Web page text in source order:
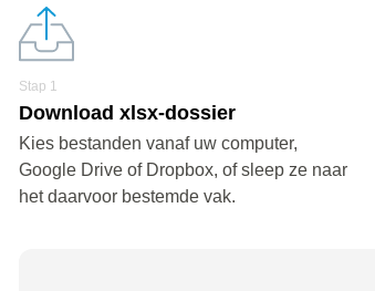
Stap 1
Download xlsx-dossier
Kies bestanden vanaf uw computer,
Google Drive of Dropbox, of sleep ze naar
het daarvoor bestemde vak.